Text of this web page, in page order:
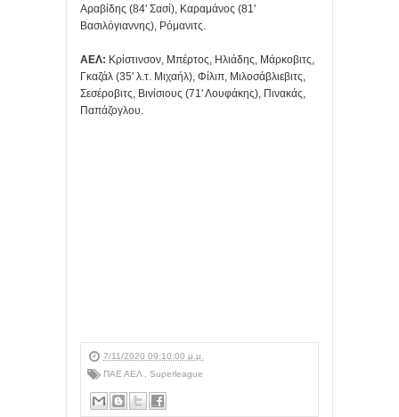
Αραβίδης (84' Σασί), Καραμάνος (81'
Βασιλόγιαννης), Ρόμανιτς.
ΑΕΛ: Κρίστινσον, Μπέρτος, Ηλιάδης, Μάρκοβιτς,
Γκαζάλ (35' λ.τ. Μιχαήλ), Φίλιπ, Μιλοσάβλιεβιτς,
Σεσέροβιτς, Βινίσιους (71' Λουφάκης), Πινακάς,
Παπάζογλου.
7/11/2020 09:10:00 μ.μ.
ΠΑΕ ΑΕΛ
Superleague